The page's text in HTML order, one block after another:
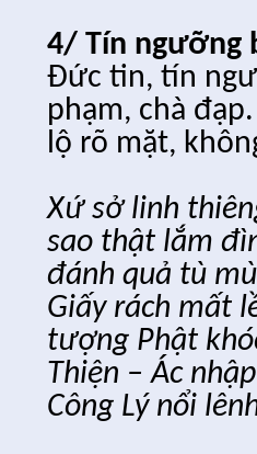
4/ Tín ngưỡng
Đức tin, tín
phạm, chà
lộ rõ mặt,
Xứ sở linh
sao thật lắm
đánh quả tù
Giấy rách mất
tượng Phật
Thiện – Ác
Công Lý nổi